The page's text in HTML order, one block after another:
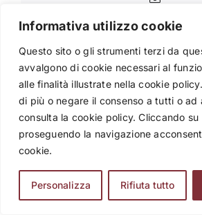
Informativa utilizzo cookie
Questo sito o gli strumenti terzi da
avvalgono di cookie necessari al
alle finalità illustrate nella cookie
di più o negare il consenso a tutti o ad
consulta la cookie policy. Cliccando
proseguendo la navigazione
cookie.
Personalizza Rifiuta tutto
Articoli Correlati
Stage
linguistico a
di studenti